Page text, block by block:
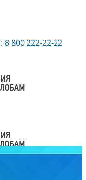
8 800 222-22-22